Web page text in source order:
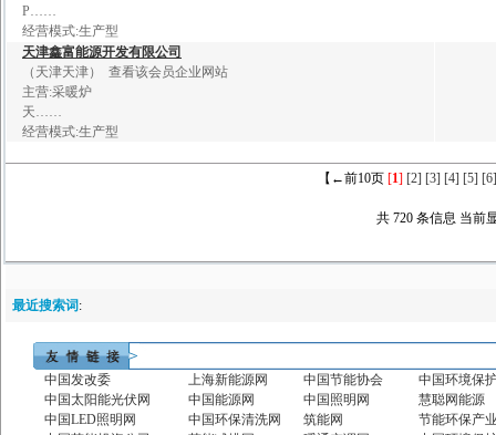
P……
经营模式:生产型
天津鑫富能源开发有限公司
（天津天津）
查看该会员企业网站
主营:采暖炉
天……
经营模式:生产型
【←前10页 [1] [2] [3] [4] [5] [6]
共 720 条信息 当前
最近搜索词 :
中国发改委 上海新能源网 中国节能协会
中国环境保
中国太阳能光伏网
中国能源网 中国照明网
慧聪网能源
中国LED照明网
中国环保清洗网 筑能网
节能环保产